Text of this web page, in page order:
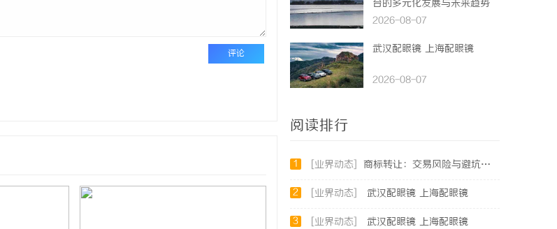
评论
台的多元化发展与未来趋势
2026-08-07
武汉配眼镜 上海配眼镜
2026-08-07
阅读排行
1 [业界动态] 商标转让：交易风险与避坑指南
2 [业界动态] 武汉配眼镜 上海配眼镜
3 [业界动态] 武汉配眼镜 上海配眼镜